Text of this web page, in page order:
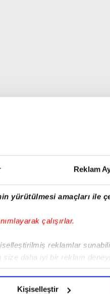
Reklam
yürütülmesi amaçları ile
çalışırlar.
reklamlar
size daha iyi bir reklam
ve bu
Kişiselleştir